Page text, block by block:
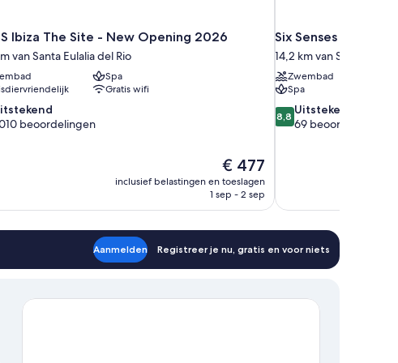
Ibiza The Site - New Opening 2026
van Santa Eulalia del Rio
Spa
Gratis wifi
beoordelingen
De
prijs
is
€ 477
inclusief belastingen en toeslagen
1 sep - 2 sep
Six Senses Ibiza
14,2 km van Santa
Zwembad
Spa
8.8
van
8,8 Uitstekend
69 beoordelingen
Aanmelden Registreer je nu, gratis en voor niets